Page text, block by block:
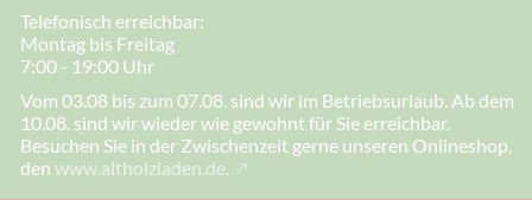
Telefonisch erreichbar:
Montag bis Freitag
7:00 - 19:00 Uhr
Vom 03.08 bis zum 07.08. sind wir im Betriebsurlaub. Ab dem
10.08. sind wir wieder wie gewohnt für Sie erreichbar.
Besuchen Sie in der Zwischenzeit gerne unseren Onlineshop,
den www.altholzladen.de.